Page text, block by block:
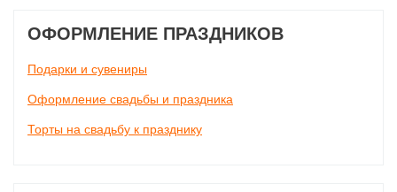
ОФОРМЛЕНИЕ ПРАЗДНИКОВ
Подарки и сувениры
Оформление свадьбы и праздника
Торты на свадьбу к празднику